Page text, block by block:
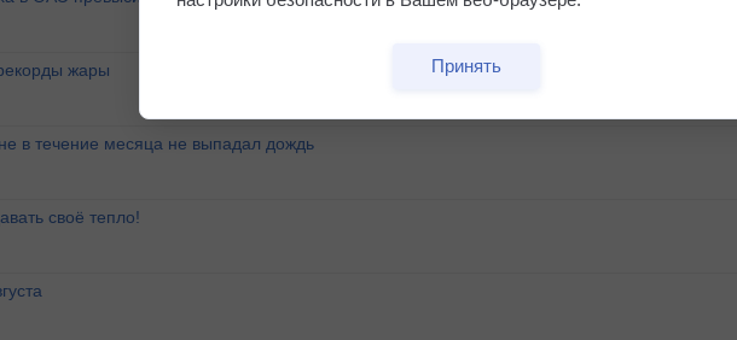
жары
в течение месяца не выпадал дождь
своё тепло!
Принять